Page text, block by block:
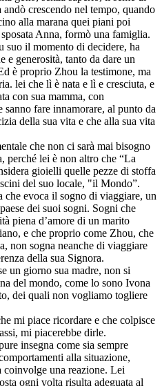
crescendo nel tempo, quando
alla marana quei piani poi
Anna, formò una famiglia.
suo il momento di decidere, ha
e generosità, tanto da dare un
è proprio Zhou la testimone, ma
lei che lì è nata e lì e cresciuta, e
con sua mamma, con
fare innamorare, al punto da
della sua vita e che alla sua vita
che non ci sarà mai bisogno
perché lei è non altro che “La
gioielli quelle pezze di stoffa
del suo locale, "il Mondo”.
che evoca il sogno di viaggiare, un
dei suoi sogni. Sogni che
piena d’amore di un marito
e che proprio come Zhou, che
non sogna neanche di viaggiare
della sua Signora.
un giorno sua madre, non si
del mondo, come lo sono Ivona
dei quali non vogliamo togliere
mi piace ricordare e che colpisce
mi piacerebbe dirle.
insegna come sia sempre
alla situazione,
coinvolge una reazione. Lei
ogni volta risulta adeguata al